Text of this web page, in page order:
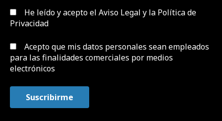
He leído y acepto el Aviso Legal y la Política de
Privacidad
Acepto que mis datos personales sean empleados
para las finalidades comerciales por medios
electrónicos